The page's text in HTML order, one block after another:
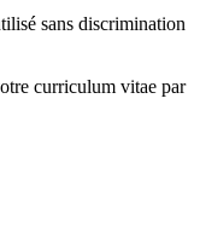
sans discrimination
curriculum vitae par